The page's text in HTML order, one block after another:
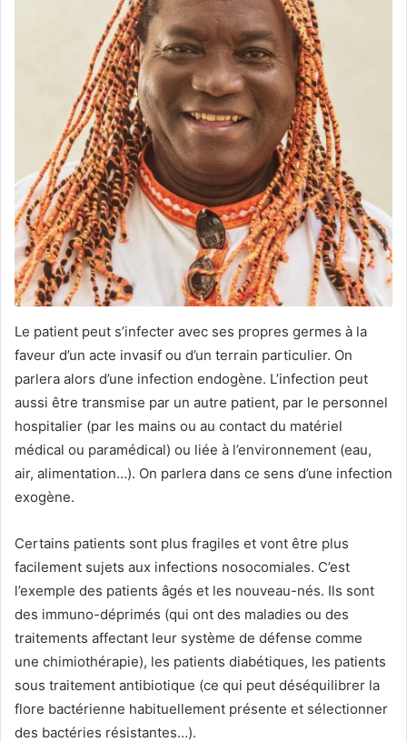
Le patient peut s’infecter avec ses propres germes à la
faveur d’un acte invasif ou d’un terrain particulier. On
parlera alors d’une infection endogène. L’infection peut
aussi être transmise par un autre patient, par le personnel
hospitalier (par les mains ou au contact du matériel
médical ou paramédical) ou liée à l’environnement (eau,
air, alimentation…). On parlera dans ce sens d’une infection
exogène.
Certains patients sont plus fragiles et vont être plus
facilement sujets aux infections nosocomiales. C’est
l’exemple des patients âgés et les nouveau-nés. Ils sont
des immuno-déprimés (qui ont des maladies ou des
traitements affectant leur système de défense comme
une chimiothérapie), les patients diabétiques, les patients
sous traitement antibiotique (ce qui peut déséquilibrer la
flore bactérienne habituellement présente et sélectionner
des bactéries résistantes…).